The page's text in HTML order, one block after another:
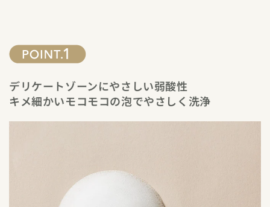
デリケートゾーンにやさしい弱酸性
キメ細かいモコモコの泡でやさしく洗浄